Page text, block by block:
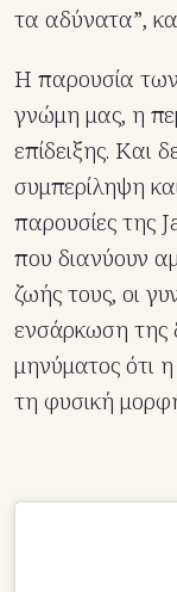
τα αδύνατα”,
Η παρουσία
γνώμη μας, η
επίδειξης. Και
συμπερίληψη
παρουσίες της
που διανύουν
ζωής τους, οι
ενσάρκωση της
μηνύματος ότι
τη φυσική